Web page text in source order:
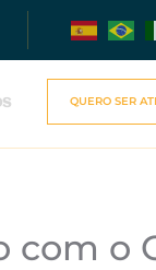
QUERO SER
com o